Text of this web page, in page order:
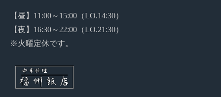
【昼】11:00～15:00（LO.14:30）
【夜】16:30～22:00（LO.21:30）
※火曜定休です。